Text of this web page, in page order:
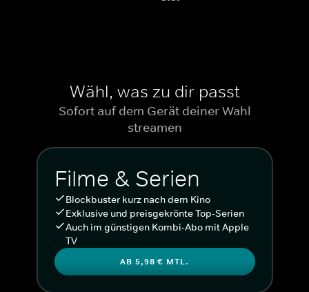
Wähl, was zu dir passt
Sofort auf dem Gerät deiner Wahl
streamen
Filme & Serien
Blockbuster kurz nach dem Kino
Exklusive und preisgekrönte Top-Serien
Auch im günstigen Kombi-Abo mit Apple
TV
AB 5,98 € MTL.